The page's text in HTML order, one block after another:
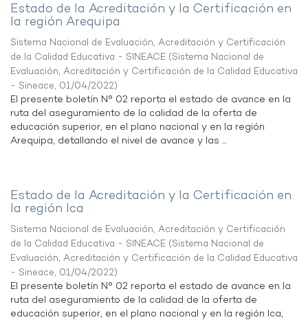
Estado de la Acreditación y la Certificación en
la región Arequipa
Sistema Nacional de Evaluación, Acreditación y Certificación
de la Calidad Educativa - SINEACE (Sistema Nacional de
Evaluación, Acreditación y Certificación de la Calidad Educativa
- Sineace, 01/04/2022)
El presente boletín N° 02 reporta el estado de avance en la
ruta del aseguramiento de la calidad de la oferta de
educación superior, en el plano nacional y en la región
Arequipa, detallando el nivel de avance y las ...
Estado de la Acreditación y la Certificación en
la región Ica
Sistema Nacional de Evaluación, Acreditación y Certificación
de la Calidad Educativa - SINEACE (Sistema Nacional de
Evaluación, Acreditación y Certificación de la Calidad Educativa
- Sineace, 01/04/2022)
El presente boletín N° 02 reporta el estado de avance en la
ruta del aseguramiento de la calidad de la oferta de
educación superior, en el plano nacional y en la región Ica,